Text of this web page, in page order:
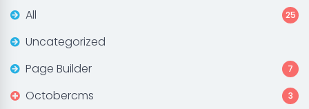
All 25
Uncategorized
Page Builder
7
Octobercms 3